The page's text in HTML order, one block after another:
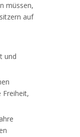
müssen,
auf
und
Freiheit,